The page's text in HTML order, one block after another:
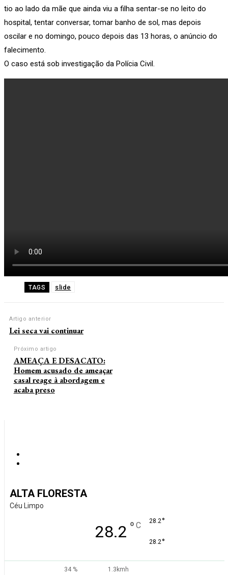
tio ao lado da mãe que ainda viu a filha sentar-se no leito do
hospital, tentar conversar, tomar banho de sol, mas depois
oscilar e no domingo, pouco depois das 13 horas, o anúncio do
falecimento.
O caso está sob investigação da Polícia Civil.
TAGS slide
Artigo anterior
Lei seca vai continuar
Próximo artigo
AMEAÇA E DESACATO:
Homem acusado de ameaçar
casal reage à abordagem e
acaba preso
ALTA FLORESTA
Céu Limpo
28.2 ° C 28.2°
28.2°
34 % 1.3kmh